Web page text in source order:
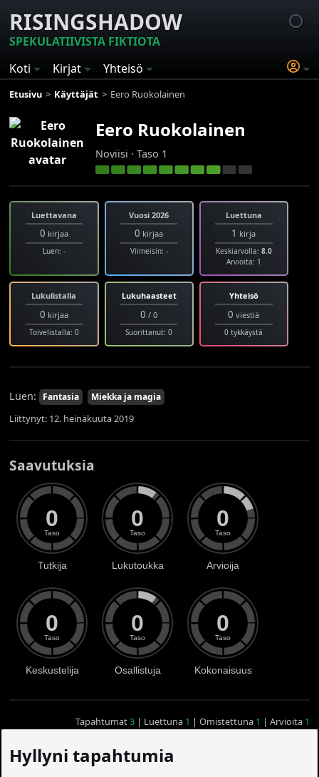
RISINGSHADOW
SPEKULATIIVISTA FIKTIOTA
Koti
Kirjat Yhteisö
Etusivu Käyttäjät Eero Ruokolainen
Eero Ruokolainen
Noviisi · Taso 1
Luettavana
0 kirjaa
Luen: -
Vuosi 2026
0 kirjaa
Viimeisin: -
Luettuna
1 kirja
Keskiarvolla: 8.0
Arvioita: 1
Lukulistalla
0 kirjaa
Toivelistalla: 0
Lukuhaasteet
0 / 0
Suorittanut: 0
Yhteisö
0 viestiä
0 tykkäystä
Luen: Fantasia Miekka ja magia
Liittynyt: 12. heinäkuuta 2019
Saavutuksia
0
Taso
Tutkija
0
Taso
Lukutoukka
0
Taso
Arvioija
0
Taso
Keskustelija
0
Taso
Osallistuja
0
Taso
Kokonaisuus
Tapahtumat3| Luettuna 1 | Omistettuna 1 | Arvioita 1
Hyllyni tapahtumia